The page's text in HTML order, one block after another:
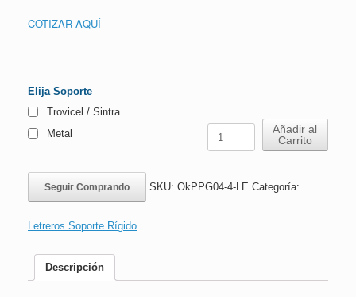
COTIZAR AQUÍ
Elija Soporte
Trovicel / Sintra
Metal
Letrero
Paso
Si
Mascarilla
Añadir al
Carrito
Seguir Comprando SKU: OkPPG04-4-LE Categoría:
Letreros Soporte Rígido
Descripción